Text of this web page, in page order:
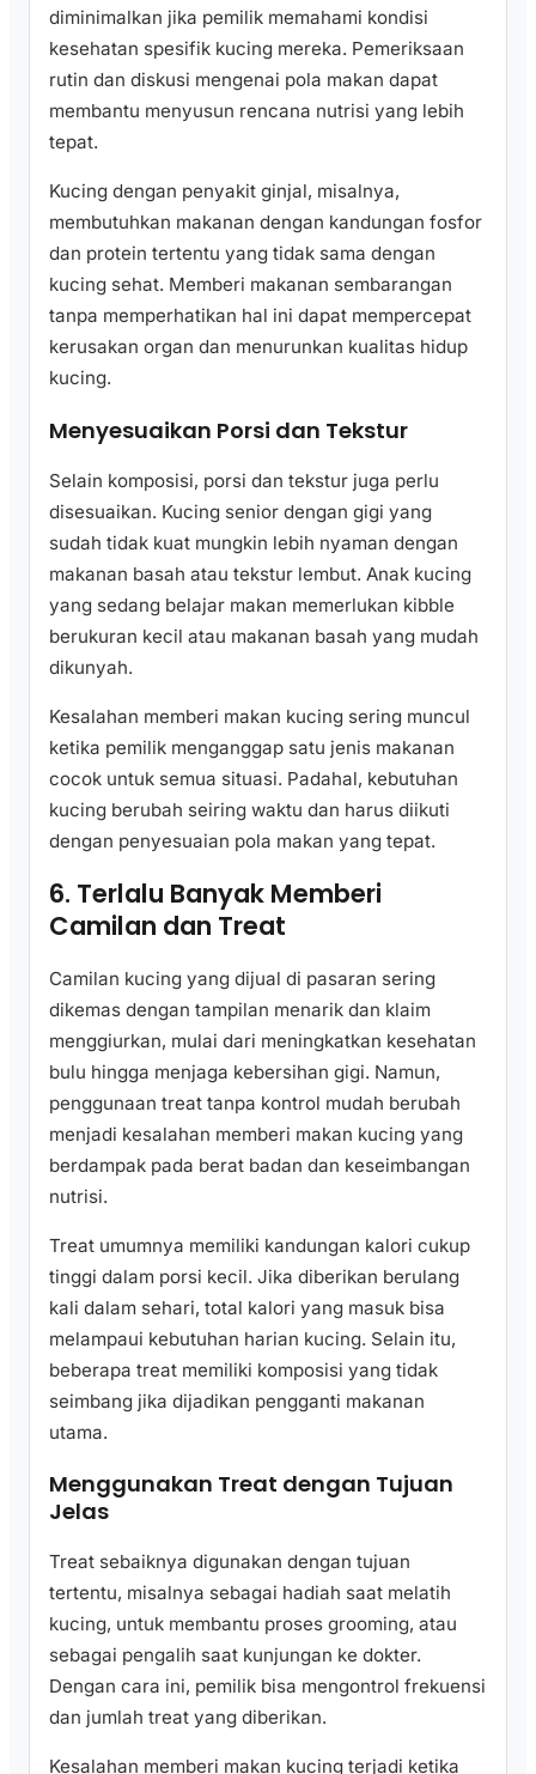
diminimalkan jika pemilik memahami kondisi
kesehatan spesifik kucing mereka. Pemeriksaan
rutin dan diskusi mengenai pola makan dapat
membantu menyusun rencana nutrisi yang lebih
tepat.
Kucing dengan penyakit ginjal, misalnya,
membutuhkan makanan dengan kandungan fosfor
dan protein tertentu yang tidak sama dengan
kucing sehat. Memberi makanan sembarangan
tanpa memperhatikan hal ini dapat mempercepat
kerusakan organ dan menurunkan kualitas hidup
kucing.
Menyesuaikan Porsi dan Tekstur
Selain komposisi, porsi dan tekstur juga perlu
disesuaikan. Kucing senior dengan gigi yang
sudah tidak kuat mungkin lebih nyaman dengan
makanan basah atau tekstur lembut. Anak kucing
yang sedang belajar makan memerlukan kibble
berukuran kecil atau makanan basah yang mudah
dikunyah.
Kesalahan memberi makan kucing sering muncul
ketika pemilik menganggap satu jenis makanan
cocok untuk semua situasi. Padahal, kebutuhan
kucing berubah seiring waktu dan harus diikuti
dengan penyesuaian pola makan yang tepat.
6. Terlalu Banyak Memberi
Camilan dan Treat
Camilan kucing yang dijual di pasaran sering
dikemas dengan tampilan menarik dan klaim
menggiurkan, mulai dari meningkatkan kesehatan
bulu hingga menjaga kebersihan gigi. Namun,
penggunaan treat tanpa kontrol mudah berubah
menjadi kesalahan memberi makan kucing yang
berdampak pada berat badan dan keseimbangan
nutrisi.
Treat umumnya memiliki kandungan kalori cukup
tinggi dalam porsi kecil. Jika diberikan berulang
kali dalam sehari, total kalori yang masuk bisa
melampaui kebutuhan harian kucing. Selain itu,
beberapa treat memiliki komposisi yang tidak
seimbang jika dijadikan pengganti makanan
utama.
Menggunakan Treat dengan Tujuan
Jelas
Treat sebaiknya digunakan dengan tujuan
tertentu, misalnya sebagai hadiah saat melatih
kucing, untuk membantu proses grooming, atau
sebagai pengalih saat kunjungan ke dokter.
Dengan cara ini, pemilik bisa mengontrol frekuensi
dan jumlah treat yang diberikan.
Kesalahan memberi makan kucing terjadi ketika